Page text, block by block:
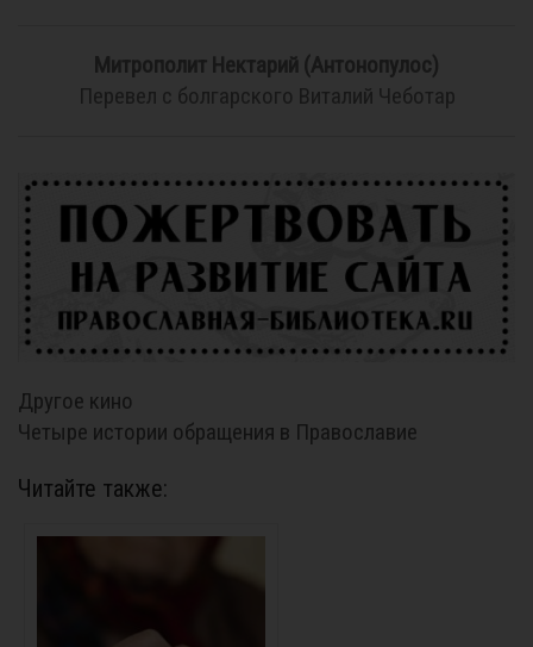
Митрополит Нектарий (Антонопулос)
Перевел с болгарского Виталий Чеботар
Другое кино
Четыре истории обращения в Православие
Читайте также: